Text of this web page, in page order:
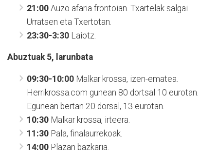
21:00 Auzo afaria frontoian. Txartelak salgai
Urratsen eta Txertotan.
23:30-3:30 Laiotz.
Abuztuak 5, larunbata
09:30-10:00 Malkar krossa, izen-ematea.
Herrikrossa.com gunean 80 dortsal 10 eurotan.
Egunean bertan 20 dorsal, 13 eurotan.
10:30 Malkar krossa, irteera.
11:30 Pala, finalaurrekoak.
14:00 Plazan bazkaria.